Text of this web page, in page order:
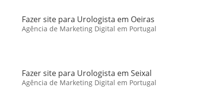
Fazer site para Urologista em Oeiras
Agência de Marketing Digital em Portugal
Fazer site para Urologista em Seixal
Agência de Marketing Digital em Portugal